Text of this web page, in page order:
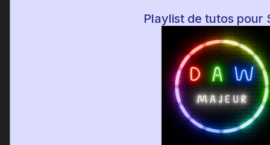
Playlist de tutos pour